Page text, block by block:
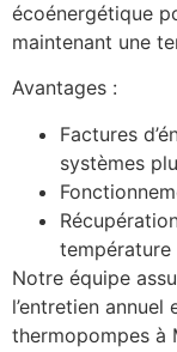
écoénergétique
maintenant une
Avantages :
Factures
systèmes
température
Notre équipe
l’entretien annuel
thermopompes à